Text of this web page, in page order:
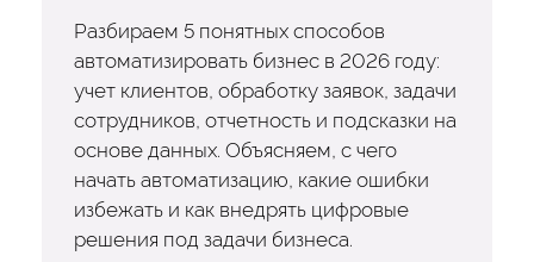
Разбираем 5 понятных способов
автоматизировать бизнес в 2026 году:
учет клиентов, обработку заявок, задачи
сотрудников, отчетность и подсказки на
основе данных. Объясняем, с чего
начать автоматизацию, какие ошибки
избежать и как внедрять цифровые
решения под задачи бизнеса.